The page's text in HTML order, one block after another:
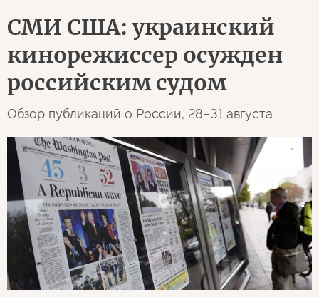
СМИ США: украинский
кинорежиссер осужден
российским судом
Обзор публикаций о России, 28–31 августа